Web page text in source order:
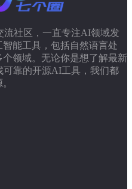
社区，一直专注AI领域发
能工具，包括自然语言处
领域。无论你是想了解最新
靠的开源AI工具，我们都